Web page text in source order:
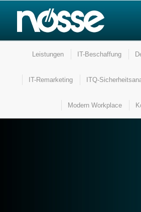
Leistungen IT-Beschaffung
IT-Remarketing ITQ-
Modern Workplace